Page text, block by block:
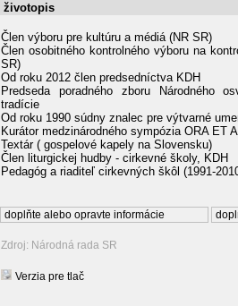
životopis
Člen výboru pre kultúru a médiá (NR SR)
Člen osobitného kontrolného výboru na
SR)
Od roku 2012 člen predsedníctva KDH
Predseda poradného zboru Národného
tradície
Od roku 1990 súdny znalec pre výtvarné
Kurátor medzinárodného sympózia ORA ET
Textár ( gospelové kapely na Slovensku)
Člen liturgickej hudby - cirkevné školy, KDH
Pedagóg a riaditeľ cirkevných škôl (1991-
doplňte alebo opravte informácie
Zdroj: Národná rada SR
Verzia pre tlač